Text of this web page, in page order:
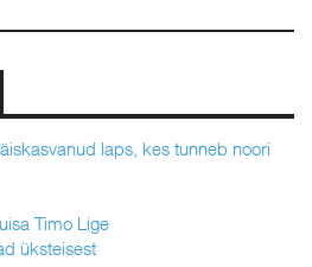
laps, kes tunneb noori